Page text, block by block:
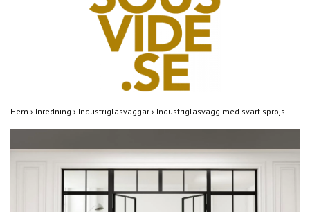
Hem › Inredning › Industriglasväggar › Industriglasvägg med svart spröjs